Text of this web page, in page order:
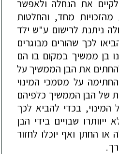
את הנחלה ולאפשר
מחד, והחלטות
ניתנת לרישום ע"ש ילד
לכך שהורים מבוגרים
בן ממשיך במקום בו הם
את הבן הממשיך על
על מסמכי המינוי
של הבן הממשיך כלפיהם
המינוי, בכדי להביא לכך
שבויים בידי הבן
החתן ואף יוכלו לחזור